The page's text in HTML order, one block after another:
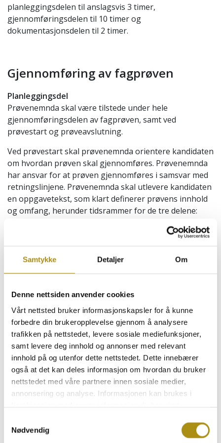
Samtykke Detaljer Om
Denne nettsiden anvender cookies
Vårt nettsted bruker informasjonskapsler for å kunne
forbedre din brukeropplevelse gjennom å analysere
trafikken på nettstedet, levere sosiale mediefunksjoner,
samt levere deg innhold og annonser med relevant
innhold på og utenfor dette nettstedet. Dette innebærer
også at det kan deles informasjon om hvordan du bruker
nettstedet med våre partnere innen sosiale medier,
annonsering og analyse. Informasjonen kan brukes i
annonsering og tilpasset kommunikasjon. Vi bruker bare
de data som du gir ditt samtykke til, med unntak av
Nødvendig
planleggingsdelen til anslagsvis 3 timer,
gjennomføringsdelen til 10 timer og
dokumentasjonsdelen til 2 timer.
Gjennomføring av fagprøven
Planleggingsdel
Prøvenemnda skal være tilstede under hele
gjennomføringsdelen av fagprøven, samt ved
prøvestart og prøveavslutning.
Ved prøvestart skal prøvenemnda orientere kandidaten
om hvordan prøven skal gjennomføres. Prøvenemnda
har ansvar for at prøven gjennomføres i samsvar med
retningslinjene. Prøvenemnda skal utlevere kandidaten
en oppgavetekst, som klart definerer prøvens innhold
og omfang, herunder tidsrammer for de tre delene:
Planleggingsdel
Prøvenemnda skal motta kandidatens planleggingsdel
Planleggingsdelen skal som minimum inneholde:
Framdriftsplan for arbeidet
Valg av utstyr og hjelpemidler
Den kan eksempelvis i tillegg bestå av hvilke
metoder kandidaten vil bruke
Gjennomføringsdel
Kandidaten utførerer det planlagte arbeidet på den
Prøvenemnda skal observere, vurdere og dokumentere
kandidatens arbeid i henhold til de vurderingskriteriene